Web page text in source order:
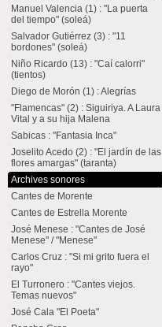
Manuel Valencia (1) : "La puerta
del tiempo" (soleá)
Salvador Gutiérrez (3) : "11
bordones" (soleá)
Niño Ricardo (13) : "Caí calorri"
(tientos)
Diego de Morón (1) : Alegrías
"Flamencas" (2) : Siguiriya. A Laura
Vital y a su hija Malena
Sabicas : "Fantasia Inca"
Joselito Acedo (2) : "El jardín de las
flores amargas" (taranta)
Archives sonores
Cantes de Morente
Cantes de Estrella Morente
José Menese : "Cantes de José
Menese" / "Menese"
Carlos Cruz : "Si mi grito fuera el
rayo"
El Turronero : "Cantes viejos.
Temas nuevos"
José Cala "El Poeta"